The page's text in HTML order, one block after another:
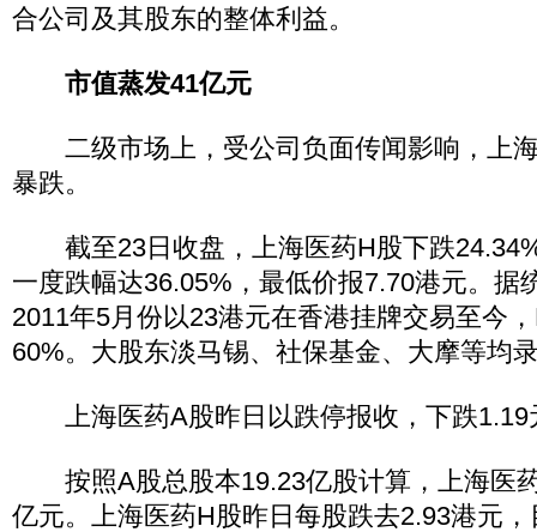
合公司及其股东的整体利益。
市值蒸发41亿元
二级市场上，受公司负面传闻影响，上
暴跌。
截至23日收盘，上海医药H股下跌
一度跌幅达36.05%，最低价报7.70港元。据
2011年5月份以23港元在香港挂牌交易至今
60%。大股东淡马锡、社保基金、大摩等均
上海医药A股昨日以跌停报收，下跌1.19
按照A股总股本19.23亿股计算，上海医
亿元。上海医药H股昨日每股跌去2.93港元